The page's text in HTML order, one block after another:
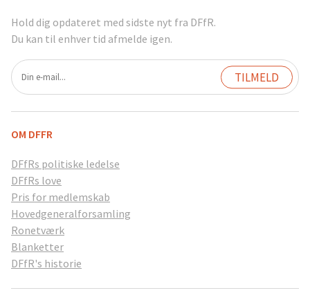
Hold dig opdateret med sidste nyt fra DFfR.
Du kan til enhver tid afmelde igen.
OM DFFR
DFfRs politiske ledelse
DFfRs love
Pris for medlemskab
Hovedgeneralforsamling
Ronetværk
Blanketter
DFfR's historie